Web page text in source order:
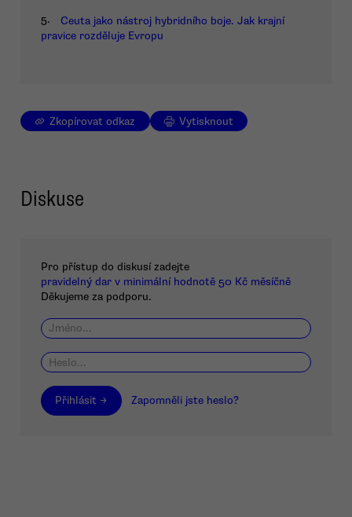
5.
Ceuta jako nástroj hybridního boje. Jak krajní
pravice rozděluje Evropu
Zkopírovat odkaz Vytisknout
Diskuse
Pro přístup do diskusí zadejte
pravidelný dar v minimální hodnotě 50 Kč měsíčně
Děkujeme za podporu.
Přihlásit → Zapomněli jste heslo?